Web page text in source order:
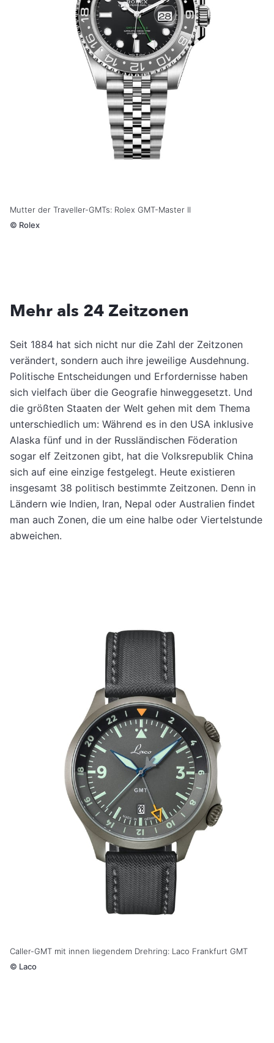
Mutter der Traveller-GMTs: Rolex GMT-Master II
© Rolex
Mehr als 24 Zeitzonen
Seit 1884 hat sich nicht nur die Zahl der Zeitzonen
verändert, sondern auch ihre jeweilige Ausdehnung.
Politische Entscheidungen und Erfordernisse haben
sich vielfach über die Geografie hinweggesetzt. Und
die größten Staaten der Welt gehen mit dem Thema
unterschiedlich um: Während es in den USA inklusive
Alaska fünf und in der Russländischen Föderation
sogar elf Zeitzonen gibt, hat die Volksrepublik China
sich auf eine einzige festgelegt. Heute existieren
insgesamt 38 politisch bestimmte Zeitzonen. Denn in
Ländern wie Indien, Iran, Nepal oder Australien findet
man auch Zonen, die um eine halbe oder Viertelstunde
abweichen.
Caller-GMT mit innen liegendem Drehring: Laco Frankfurt GMT
© Laco